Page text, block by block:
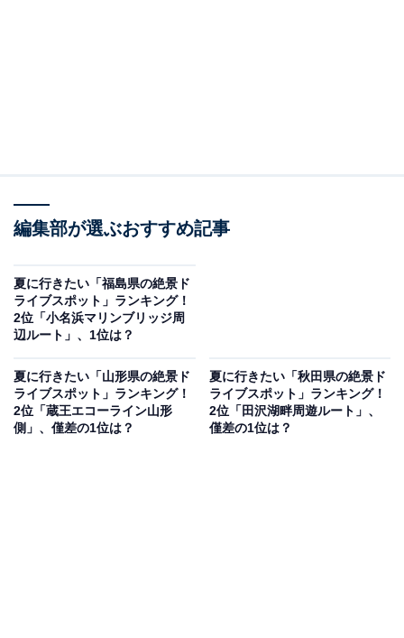
編集部が選ぶおすすめ記事
夏に行きたい「福島県の絶景ド
ライブスポット」ランキング！
2位「小名浜マリンブリッジ周
辺ルート」、1位は？
夏に行きたい「山形県の絶景ド
ライブスポット」ランキング！
2位「蔵王エコーライン山形
側」、僅差の1位は？
夏に行きたい「秋田県の絶景ド
ライブスポット」ランキング！
2位「田沢湖畔周遊ルート」、
僅差の1位は？